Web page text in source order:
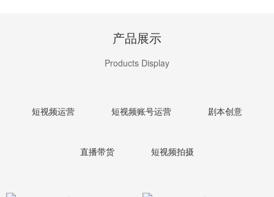
产品展示
Products Display
短视频运营 短视频账号运营 剧本创意
直播带货 短视频拍摄